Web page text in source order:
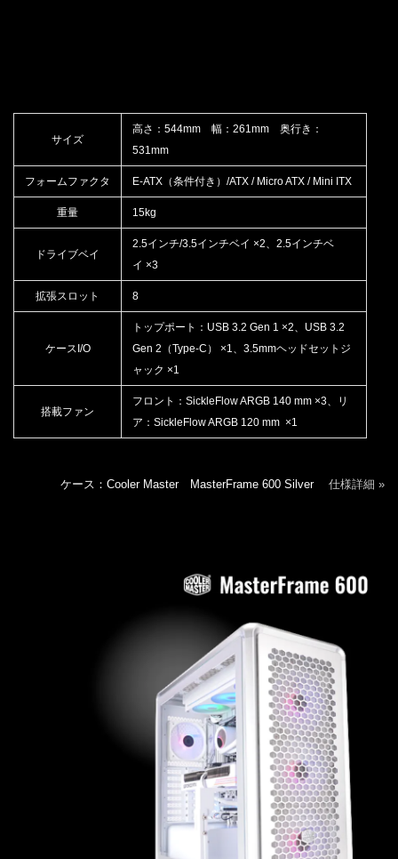
サイズ
高さ：544mm 幅：261mm 奥行き：
531mm
フォームファクタ E-ATX（条件付き）/ATX / Micro ATX / Mini ITX
重量 15kg
ドライブベイ
2.5インチ/3.5インチベイ ×2、2.5インチベ
イ ×3
拡張スロット 8
ケースI/O
トップポート：USB 3.2 Gen 1 ×2、USB 3.2
Gen 2（Type-C） ×1、3.5mmヘッドセットジ
ャック ×1
搭載ファン
フロント：SickleFlow ARGB 140 mm ×3、リ
ア：SickleFlow ARGB 120 mm ×1
ケース：Cooler Master MasterFrame 600 Silver 仕様詳細 »